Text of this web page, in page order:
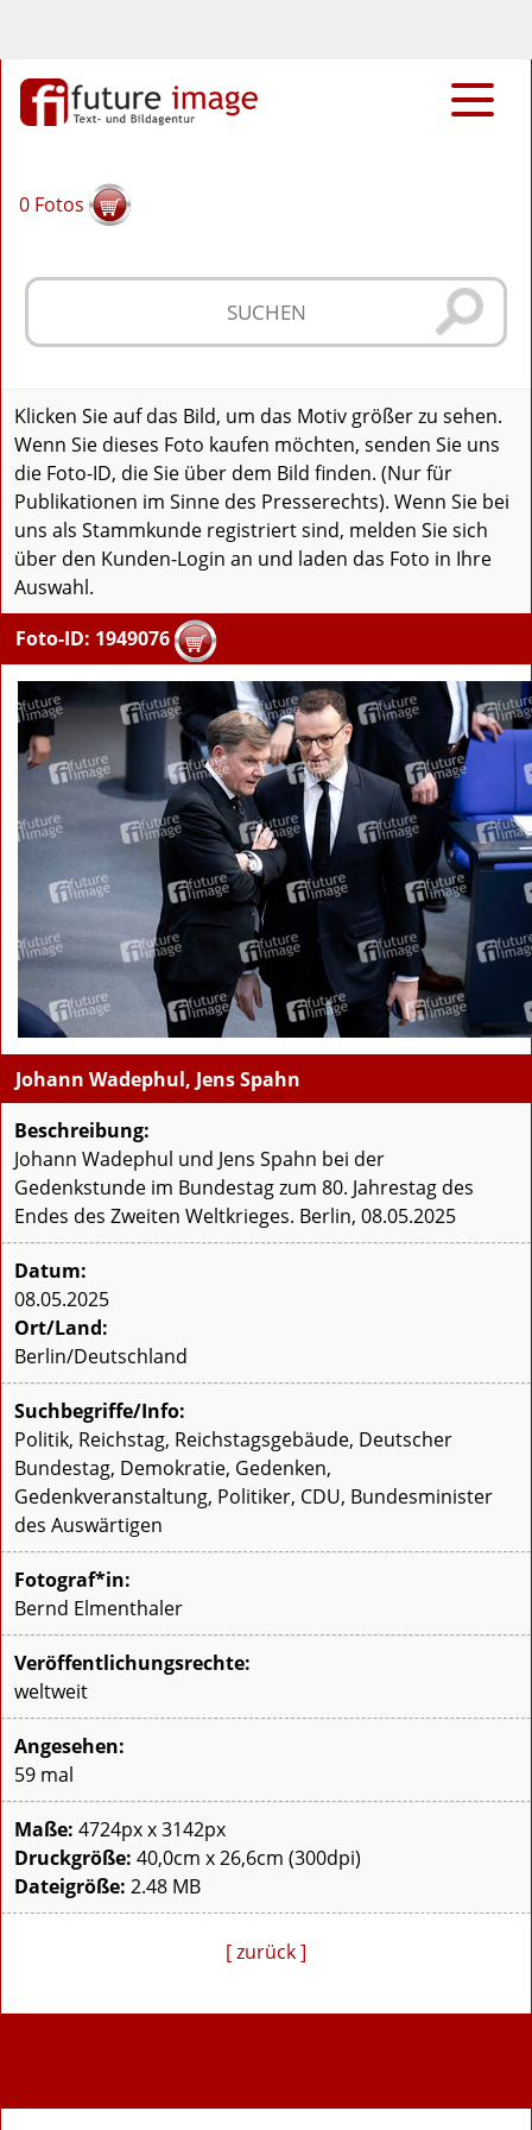
0 Fotos
Klicken Sie auf das Bild, um das Motiv größer zu sehen.
Wenn Sie dieses Foto kaufen möchten, senden Sie uns
die Foto-ID, die Sie über dem Bild finden. (Nur für
Publikationen im Sinne des Presserechts). Wenn Sie bei
uns als Stammkunde registriert sind, melden Sie sich
über den Kunden-Login an und laden das Foto in Ihre
Auswahl.
Foto-ID: 1949076
Johann Wadephul, Jens Spahn
Beschreibung:
Johann Wadephul und Jens Spahn bei der
Gedenkstunde im Bundestag zum 80. Jahrestag des
Endes des Zweiten Weltkrieges. Berlin, 08.05.2025
Datum:
08.05.2025
Ort/Land:
Berlin/Deutschland
Suchbegriffe/Info:
Politik, Reichstag, Reichstagsgebäude, Deutscher
Bundestag, Demokratie, Gedenken,
Gedenkveranstaltung, Politiker, CDU, Bundesminister
des Auswärtigen
Fotograf*in:
Bernd Elmenthaler
Veröffentlichungsrechte:
weltweit
Angesehen:
59 mal
Maße: 4724px x 3142px
Druckgröße: 40,0cm x 26,6cm (300dpi)
Dateigröße: 2.48 MB
[ zurück ]